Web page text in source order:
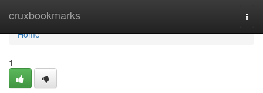
cruxbookmarks
Home
Home
1